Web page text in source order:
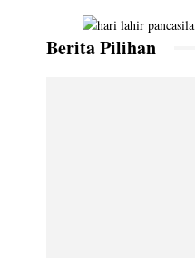
Berita Pilihan